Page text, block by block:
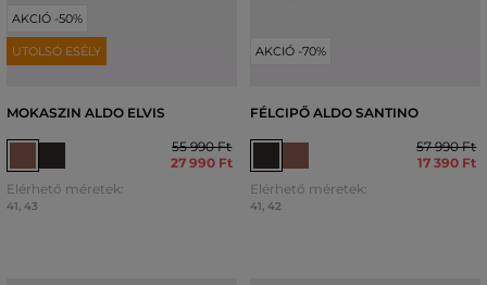
AKCIÓ -50%
UTOLSÓ ESÉLY
MOKASZIN ALDO ELVIS
55 990 Ft
27 990 Ft
Elérhető méretek:
41 43
AKCIÓ -70%
FÉLCIPŐ ALDO SANTINO
57 990 Ft
17 390 Ft
Elérhető méretek:
41 42